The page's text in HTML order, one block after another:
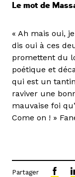
Le mot de
« Ah mais oui,
dis oui à ces
promettent du
poétique et
qui est un
raviver une
mauvaise foi
Come on ! »
Partager